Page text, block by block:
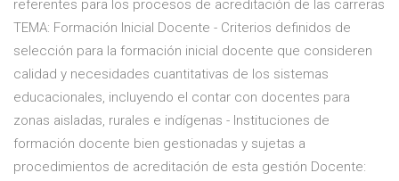
referentes para los procesos de acreditación de las carreras
TEMA: Formación Inicial Docente - Criterios definidos de
selección para la formación inicial docente que consideren
calidad y necesidades cuantitativas de los sistemas
educacionales, incluyendo el contar con docentes para
zonas aisladas, rurales e indígenas - Instituciones de
formación docente bien gestionadas y sujetas a
procedimientos de acreditación de esta gestión Docente: